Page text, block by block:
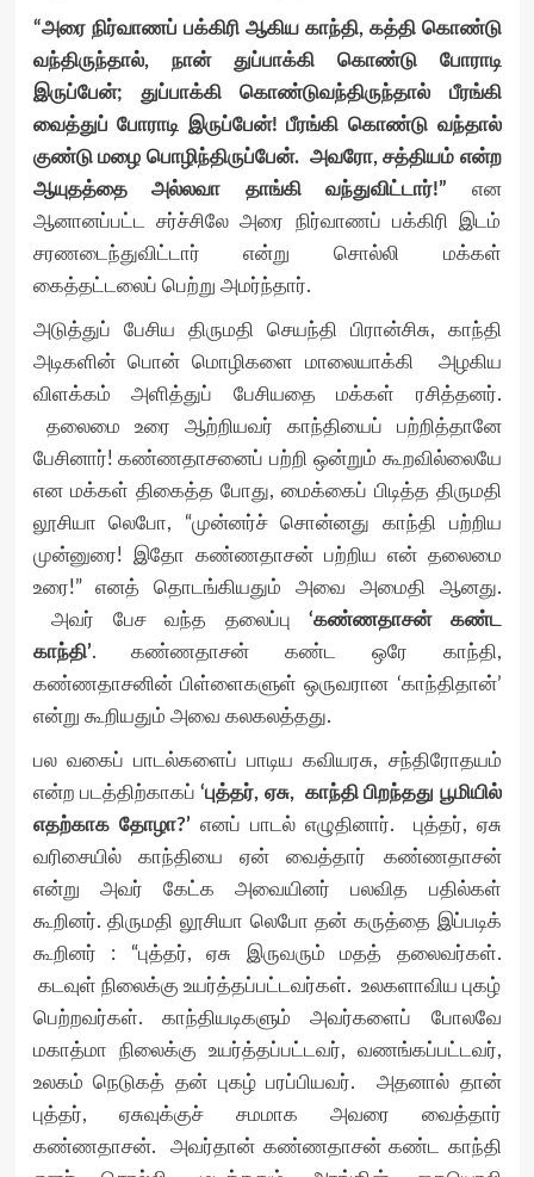
“அரை நிர்வாணப் பக்கிரி ஆகிய காந்தி, கத்தி கொண்டு
வந்திருந்தால், நான் துப்பாக்கி கொண்டு போராடி
இருப்பேன்; துப்பாக்கி கொண்டுவந்திருந்தால் பீரங்கி
வைத்துப் போராடி இருப்பேன்! பீரங்கி கொண்டு வந்தால்
குண்டு மழை பொழிந்திருப்பேன். அவரோ, சத்தியம் என்ற
ஆயுதத்தை அல்லவா தாங்கி வந்துவிட்டார்!” என
ஆனானப்பட்ட சர்ச்சிலே அரை நிர்வாணப் பக்கிரி இடம்
சரணடைந்துவிட்டார் என்று சொல்லி மக்கள்
கைத்தட்டலைப் பெற்று அமர்ந்தார்.
அடுத்துப் பேசிய திருமதி செயந்தி பிரான்சிசு, காந்தி
அடிகளின் பொன் மொழிகளை மாலையாக்கி அழகிய
விளக்கம் அளித்துப் பேசியதை மக்கள் ரசித்தனர்.
தலைமை உரை ஆற்றியவர் காந்தியைப் பற்றித்தானே
பேசினார்! கண்ணதாசனைப் பற்றி ஒன்றும் கூறவில்லையே
என மக்கள் திகைத்த போது, மைக்கைப் பிடித்த திருமதி
லூசியா லெபோ, “முன்னர்ச் சொன்னது காந்தி பற்றிய
முன்னுரை! இதோ கண்ணதாசன் பற்றிய என் தலைமை
உரை!” எனத் தொடங்கியதும் அவை அமைதி ஆனது.
அவர் பேச வந்த தலைப்பு ‘கண்ணதாசன் கண்ட
காந்தி’. கண்ணதாசன் கண்ட ஒரே காந்தி,
கண்ணதாசனின் பிள்ளைகளுள் ஒருவரான ‘காந்திதான்’
என்று கூறியதும் அவை கலகலத்தது.
பல வகைப் பாடல்களைப் பாடிய கவியரசு, சந்திரோதயம்
என்ற படத்திற்காகப் ‘புத்தர், ஏசு, காந்தி பிறந்தது பூமியில்
எதற்காக தோழா?’ எனப் பாடல் எழுதினார். புத்தர், ஏசு
வரிசையில் காந்தியை ஏன் வைத்தார் கண்ணதாசன்
என்று அவர் கேட்க அவையினர் பலவித பதில்கள்
கூறினர். திருமதி லூசியா லெபோ தன் கருத்தை இப்படிக்
கூறினர் : “புத்தர், ஏசு இருவரும் மதத் தலைவர்கள்.
கடவுள் நிலைக்கு உயர்த்தப்பட்டவர்கள். உலகளாவிய புகழ்
பெற்றவர்கள். காந்தியடிகளும் அவர்களைப் போலவே
மகாத்மா நிலைக்கு உயர்த்தப்பட்டவர், வணங்கப்பட்டவர்,
உலகம் நெடுகத் தன் புகழ் பரப்பியவர். அதனால் தான்
புத்தர், ஏசுவுக்குச் சமமாக அவரை வைத்தார்
கண்ணதாசன். அவர்தான் கண்ணதாசன் கண்ட காந்தி